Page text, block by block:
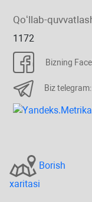
Qoʻllab-
1172
Bizning
Biz
Borish
хaritasi